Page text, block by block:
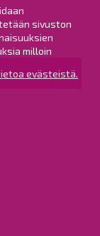
sivuston
milloin
evästeistä.